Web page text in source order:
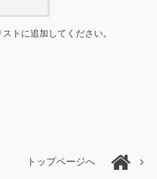
トに追加してください。
トップページへ